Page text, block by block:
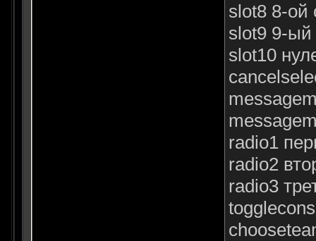
slot8 8-ой
slot9 9-ый
slot10
radio1
radio2
radio3